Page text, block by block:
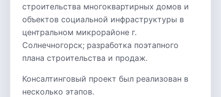
строительства многоквартирных домов и
объектов социальной инфраструктуры в
центральном микрорайоне г.
Солнечногорск; разработка поэтапного
плана строительства и продаж.
Консалтинговый проект был реализован в
несколько этапов.